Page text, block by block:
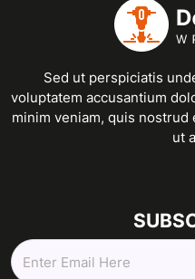
Sed ut perspiciatis
voluptatem accusantium
minim veniam, quis
ut